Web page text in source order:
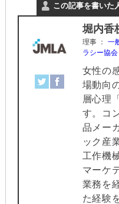
この記事を書いた
堀内香
理事 ： 一
ラシー協会
女性の
場動向
層心理
す。コ
品メー
ック産
工作機
マーケ
業務を
た経験